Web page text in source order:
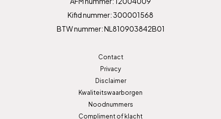
Kifid nummer: 300001568
BTW nummer: NL810903842B01
Contact
Privacy
Disclaimer
Kwaliteitswaarborgen
Noodnummers
Compliment of klacht